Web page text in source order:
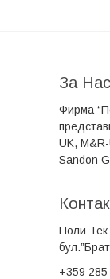
За Нас
Фирма
UK,
Sandon
Поли
+359